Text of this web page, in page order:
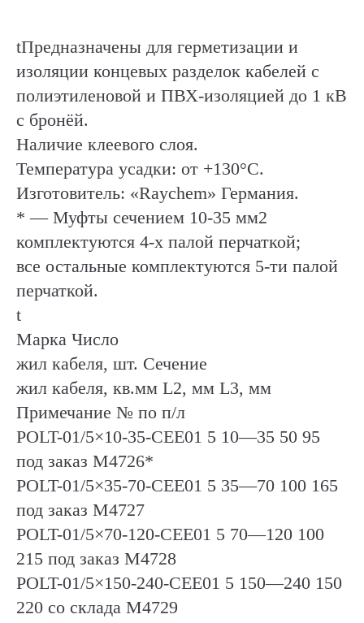
quantity
tПредназначены для герметизации и
изоляции концевых разделок кабелей с
полиэтиленовой и ПВХ-изоляцией до 1 кВ
с бронёй.
Наличие клеевого слоя.
Температура усадки: от +130°C.
Изготовитель: «Raychem» Германия.
* — Муфты сечением 10-35 мм2
комплектуются 4-х палой перчаткой;
все остальные комплектуются 5-ти палой
перчаткой.
t
Марка Число
жил кабеля, шт. Сечение
жил кабеля, кв.мм L2, мм L3, мм
Примечание № по п/л
POLT-01/5×10-35-CEE01 5 10—35 50 95
под заказ М4726*
POLT-01/5×35-70-CEE01 5 35—70 100 165
под заказ М4727
POLT-01/5×70-120-CEE01 5 70—120 100
215 под заказ М4728
POLT-01/5×150-240-CEE01 5 150—240 150
220 со склада М4729